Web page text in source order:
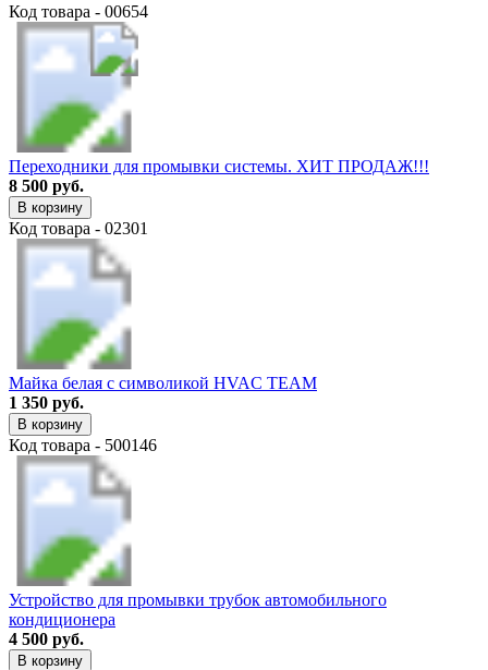
Код товара - 00654
Переходники для промывки системы. ХИТ ПРОДАЖ!!!
8 500 руб.
В корзину
Код товара - 02301
Майка белая с символикой HVAC TEAM
1 350 руб.
В корзину
Код товара - 500146
Устройство для промывки трубок автомобильного
кондиционера
4 500 руб.
В корзину